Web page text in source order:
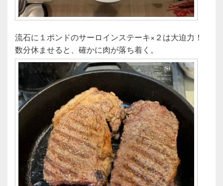
流石に１ポンドのサーロインステーキ×２は大迫力！
数分休ませると、確かに肉が落ち着く。